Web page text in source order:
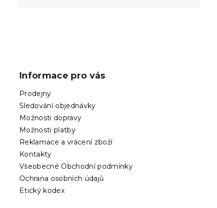
Informace pro vás
Prodejny
Sledování objednávky
Možnosti dopravy
Možnosti platby
Reklamace a vrácení zboží
Kontakty
Všeobecné Obchodní podmínky
Ochrana osobních údajů
Etický kodex